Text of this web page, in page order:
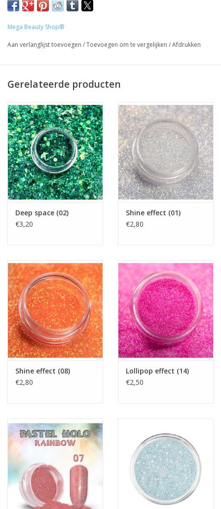
Strooi ze in de plaklaag van je gellak, of meng ze door je
mooie Sandy candy effect!
Prijzen zijn incl. BTW
Mega Beauty Shop®
Aan verlanglijst toevoegen /Toevoegen om te vergelijken /Afdrukken
Gerelateerde producten
Deep space (02)
€3,20
Shine effect (01)
€2,80
Shine effect (08)
€2,80
Lollipop effect (14)
€2,50